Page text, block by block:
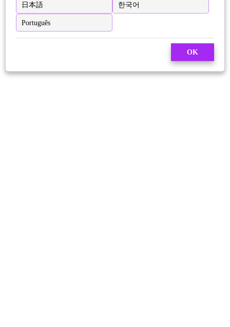
日本語 한국어
Português
OK